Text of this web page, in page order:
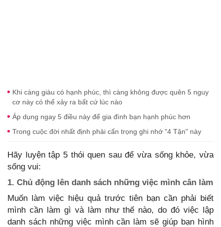
Khi càng giàu có hạnh phúc, thì càng không được quên 5 nguy
cơ này có thể xảy ra bất cứ lúc nào
Áp dụng ngay 5 điều này để gia đình bạn hạnh phúc hơn
Trong cuộc đời nhất định phải cẩn trọng ghi nhớ "4 Tận" này
Hãy luyện tập 5 thói quen sau để vừa sống khỏe, vừa
sống vui:
1. Chủ động lên danh sách những việc mình cân làm
Muốn làm việc hiệu quả trước tiên bạn cần phải biết
mình cần làm gì và làm như thế nào, do đó việc lập
danh sách những việc mình cần làm sẽ giúp bạn hình